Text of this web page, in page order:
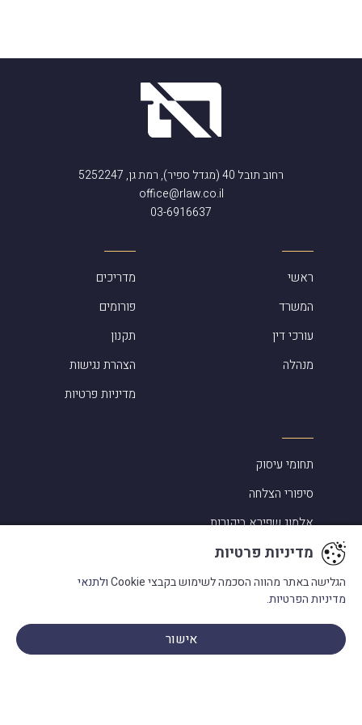
רחוב תובל 40 (מגדל ספיר), רמת גן, 5252247
office@rlaw.co.il
03-6916637
ראשי
המשרד
עורכי דין
מנהלה
מדריכים
פורומים
תקנון
הצהרת נגישות
מדיניות פרטיות
תחומי עיסוק
סיפורי הצלחה
אלמוג שפירא ביקורות
מעורבות בקהילה
מילון מונחים
פנו אלינו
מדיניות פרטיות
הגלישה באתר מהווה הסכמה לשימוש בקבצי Cookie
ולתנאי
מדיניות הפרטיות.
אישור